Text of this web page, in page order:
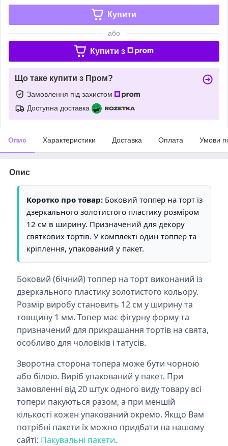
Купити
або
Купити з
Що таке купити з Пром?
Замовлення під захистом
Доступна доставка
Опис Характеристики Доставка Оплата Умови
Опис
Коротко про товар: Боковий топпер на торт із
дзеркального золотистого пластику розміром
12 см в ширину. Призначений для декору
святкових тортів. У комплекті один топпер та
кріплення, упакований у пакет.
Боковий (бічний) топпер на торт виконаний із
дзеркального пластику золотистого кольору.
Розмір виробу становить 12 см у ширину та
товщину 1 мм. Топер має фігурну форму та
призначений для прикрашання тортів на свята,
особливо для чоловіків і татусів.
Зворотна сторона топера може бути чорною
або білою. Виріб упакований у пакет. При
замовленні від 20 штук одного виду товару всі
топери пакуються разом, а при меншій
кількості кожен упакований окремо. Якщо Вам
потрібні пакети їх можно придбати на нашому
сайті: Пакувальні пакети.